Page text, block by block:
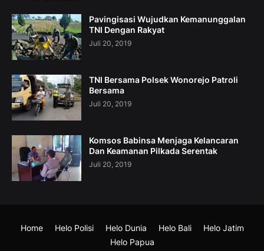
Pavingisasi Wujudkan Kemanunggalan
TNI Dengan Rakyat
Juli 20, 2019
TNI Bersama Polsek Wonorejo Patroli
Bersama
Juli 20, 2019
Komsos Babinsa Menjaga Kelancaran
Dan Keamanan Pilkada Serentak
Juli 20, 2019
Home Helo Polisi Helo Dunia Helo Bali
Helo Jatim
Helo Papua